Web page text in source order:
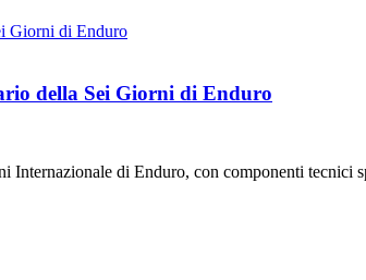
della Sei Giorni di Enduro
di Enduro, con componenti tecnici